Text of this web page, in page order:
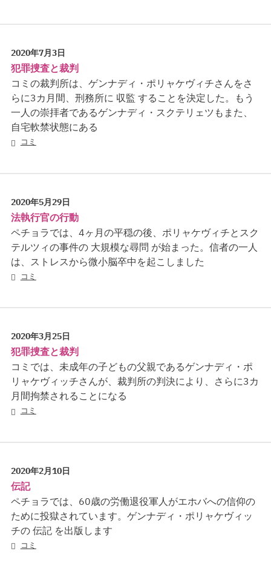
2020年7月3日
犯罪捜査と裁判
コミの裁判所は、ゲンナディ・ポリャケヴィチさんをさ
らに3カ月間、刑務所に 収監 することを決定した。もう
一人の崇拝者であるゲンナディ・スクテリェツもまた、
自宅軟禁状態にある
コミ
2020年5月29日
法執行官の行動
ペチョラでは、4ヶ月の平穏の後、ポリャケヴィチとスク
テルツィの事件の 大規模な尋問 が始まった。信者の一人
は、ストレスから微小脳卒中を起こしました
コミ
2020年3月25日
犯罪捜査と裁判
コミでは、未成年の子どもの父親であるゲンナディ・ポ
リャケヴィッチさんが、裁判所の判決により、さらに3カ
月間拘禁されることになる
コミ
2020年2月10日
伝記
ペチョラでは、60歳の労働退役軍人がエホバへの信仰の
ために投獄されています。ゲンナディ・ポリャケヴィッ
チの 伝記 を出版します
コミ